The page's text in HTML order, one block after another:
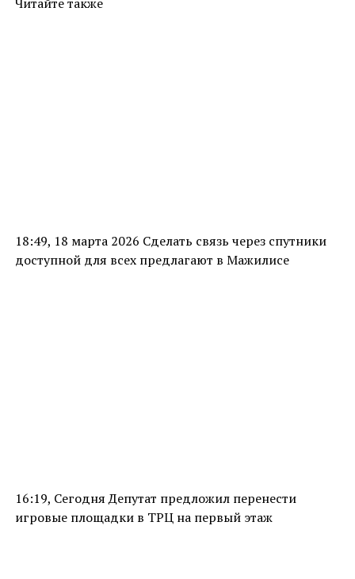
18:49, 18 марта 2026 Сделать связь через спутники
доступной для всех предлагают в Мажилисе
16:19, Сегодня Депутат предложил перенести
игровые площадки в ТРЦ на первый этаж